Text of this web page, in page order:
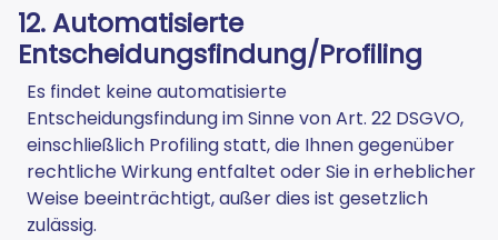
12. Automatisierte
Entscheidungsfindung/Profiling
Es findet keine automatisierte
Entscheidungsfindung im Sinne von Art. 22 DSGVO,
einschließlich Profiling statt, die Ihnen gegenüber
rechtliche Wirkung entfaltet oder Sie in erheblicher
Weise beeinträchtigt, außer dies ist gesetzlich
zulässig.